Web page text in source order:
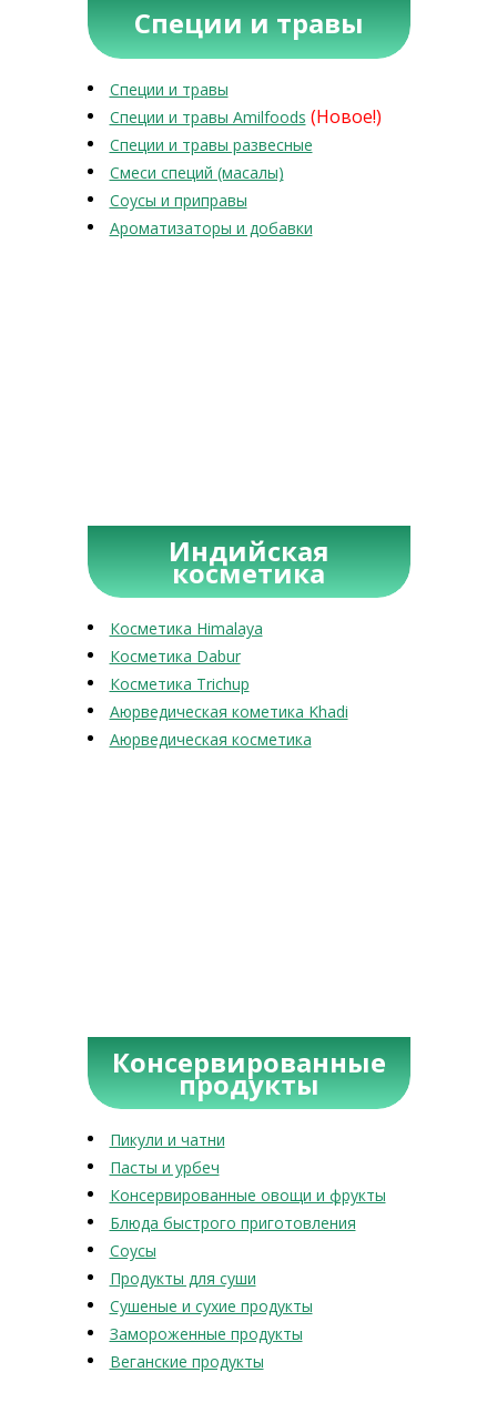
Специи и травы
Специи и травы
Специи и травы Amilfoods (Новое!)
Специи и травы развесные
Смеси специй (масалы)
Соусы и приправы
Ароматизаторы и добавки
Индийская
косметика
Косметика Himalaya
Косметика Dabur
Косметика Trichup
Аюрведическая кометика Khadi
Аюрведическая косметика
Консервированные
продукты
Пикули и чатни
Пасты и урбеч
Консервированные овощи и фрукты
Блюда быстрого приготовления
Соусы
Продукты для суши
Сушеные и сухие продукты
Замороженные продукты
Веганские продукты